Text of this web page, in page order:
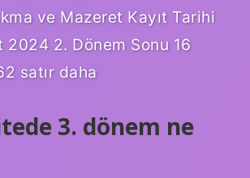
ve Mazeret Kayıt Tarihi
2024 2. Dönem Sonu 16
satır daha
3. dönem ne